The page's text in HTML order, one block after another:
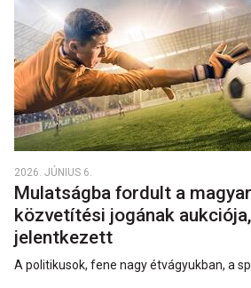
2026. JÚNIUS 6.
Mulatságba fordult a
közvetítési jogának
jelentkezett
A politikusok, fene nagy étvágyukban, a